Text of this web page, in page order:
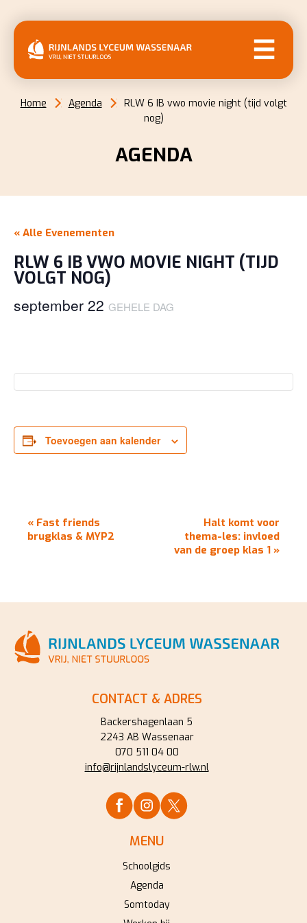
Home Agenda
RLW 6 IB vwo movie night (tijd volgt
nog)
AGENDA
« Alle Evenementen
RLW 6 IB VWO MOVIE NIGHT (TIJD
VOLGT NOG)
september 22 GEHELE DAG
Toevoegen aan kalender
EVENEMENT
NAVIGATIE
« Fast friends
brugklas & MYP2
Halt komt voor
thema-les: invloed
van de groep klas 1 »
CONTACT & ADRES
Backershagenlaan 5
2243 AB Wassenaar
070 511 04 00
info@rijnlandslyceum-rlw.nl
MENU
Schoolgids
Agenda
Somtoday